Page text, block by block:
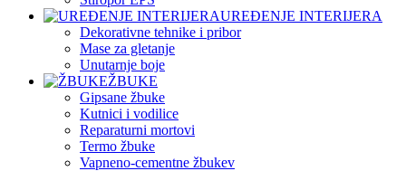
UREĐENJE INTERIJERA
Dekorativne tehnike i pribor
Mase za gletanje
Unutarnje boje
ŽBUKE
Gipsane žbuke
Kutnici i vodilice
Reparaturni mortovi
Termo žbuke
Vapneno-cementne žbukev